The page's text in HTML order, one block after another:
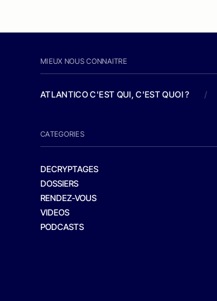
MIEUX NOUS CONNAITRE
ATLANTICO C'EST QUI, C'EST QUOI ? /
CATEGORIES
DECRYPTAGES
DOSSIERS
RENDEZ-VOUS
VIDEOS
PODCASTS